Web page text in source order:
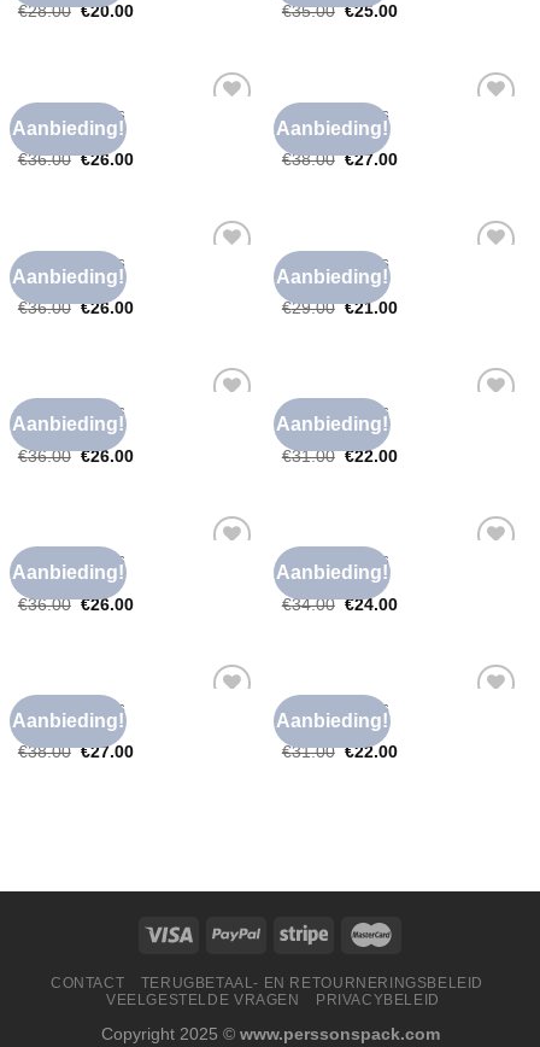
€28.00 €20.00
€35.00 €25.00
Aanbieding!
FOUTE T SHIRTS
foute t shirts
€36.00 €26.00
Aanbieding!
FOUTE T SHIRTS
foute t shirts
€38.00 €27.00
Aanbieding!
FOUTE T SHIRTS
foute t shirts
€36.00 €26.00
Aanbieding!
FOUTE T SHIRTS
foute t shirts
€29.00 €21.00
Aanbieding!
FOUTE T SHIRTS
foute t shirts
€36.00 €26.00
Aanbieding!
FOUTE T SHIRTS
foute t shirts
€31.00 €22.00
Aanbieding!
FOUTE T SHIRTS
foute t shirts
€36.00 €26.00
Aanbieding!
FOUTE T SHIRTS
foute t shirts
€34.00 €24.00
Aanbieding!
FOUTE T SHIRTS
foute t shirts
€38.00 €27.00
Aanbieding!
FOUTE T SHIRTS
foute t shirts
€31.00 €22.00
CONTACT
TERUGBETAAL- EN RETOURNERINGSBELEID
VEELGESTELDE VRAGEN
PRIVACYBELEID
Copyright 2025 © www.perssonspack.com